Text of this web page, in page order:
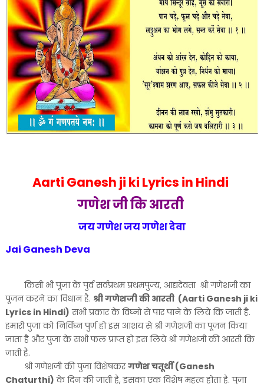
Aarti Ganesh ji ki Lyrics in Hindi
गणेश जी कि आरती
जय गणेशजय गणेश देवा
Jai Ganesh Deva
किसी भी पूजा के पुर्व सर्वप्रथम प्रथमपुज्य, आद्यदेवता श्री गणेशजी का
पूजन करने का विधान है. श्री गणेशजी की आरती (Aarti Ganesh ji ki
Lyrics in Hindi) सभी प्रकार के विघ्नो से पार पाने के लिये कि जाती है.
हमारी पुजा को निर्विघ्न पुर्ण हो इस आशय से श्री गणेशजी का पूजन किया
जाता है और पुजा के सभी फल प्राप्त हो इस लिये श्री गणेशजी की आरती कि
जाती है.
श्री गणेशजी की पुजा विशेषकरगणेश चतूर्थी (Ganesh
Chaturthi) के दिन की जाती है, इसका एक विशेष महत्व होता है. पुजा